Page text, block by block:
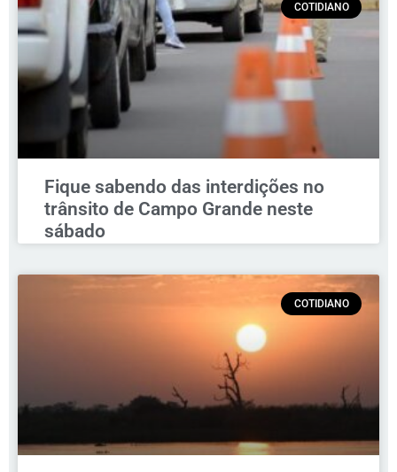
COTIDIANO
Fique sabendo das interdições no
trânsito de Campo Grande neste
sábado
COTIDIANO